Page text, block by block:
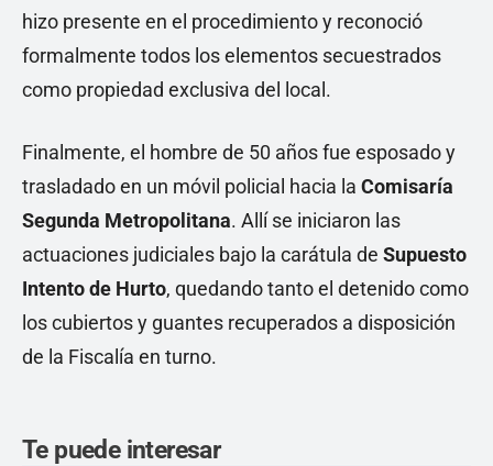
hizo presente en el procedimiento y reconoció
formalmente todos los elementos secuestrados
como propiedad exclusiva del local.
Finalmente, el hombre de 50 años fue esposado y
trasladado en un móvil policial hacia la Comisaría
Segunda Metropolitana. Allí se iniciaron las
actuaciones judiciales bajo la carátula de Supuesto
Intento de Hurto, quedando tanto el detenido como
los cubiertos y guantes recuperados a disposición
de la Fiscalía en turno.
Te puede interesar